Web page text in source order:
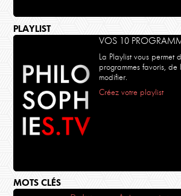
PLAYLIST
VOS 10
La Playlist vous permet
programmes favoris, de
modifier.
Créez votre playlist
MOTS CLÉS